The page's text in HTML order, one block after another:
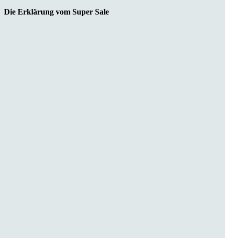
Die Erklärung vom Super Sale